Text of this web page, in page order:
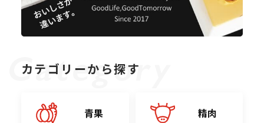
カテゴリーから探す
青果 精肉